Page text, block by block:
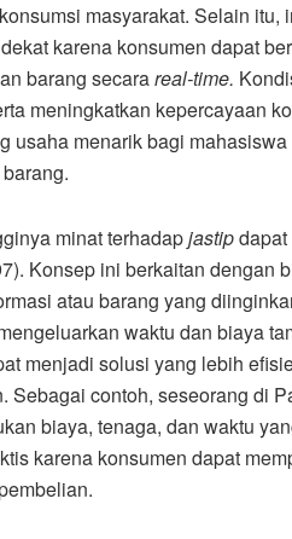
masyarakat. Selain itu,
karena konsumen dapat
barang secarareal-time.
meningkatkan kepercayaan
usaha menarik bagi
minat terhadapjastip
Konsep ini berkaitan dengan
atau barang yang
waktu dan biaya
menjadi solusi yang lebih
Sebagai contoh, seseorang di
biaya, tenaga, dan waktu
karena konsumen dapat